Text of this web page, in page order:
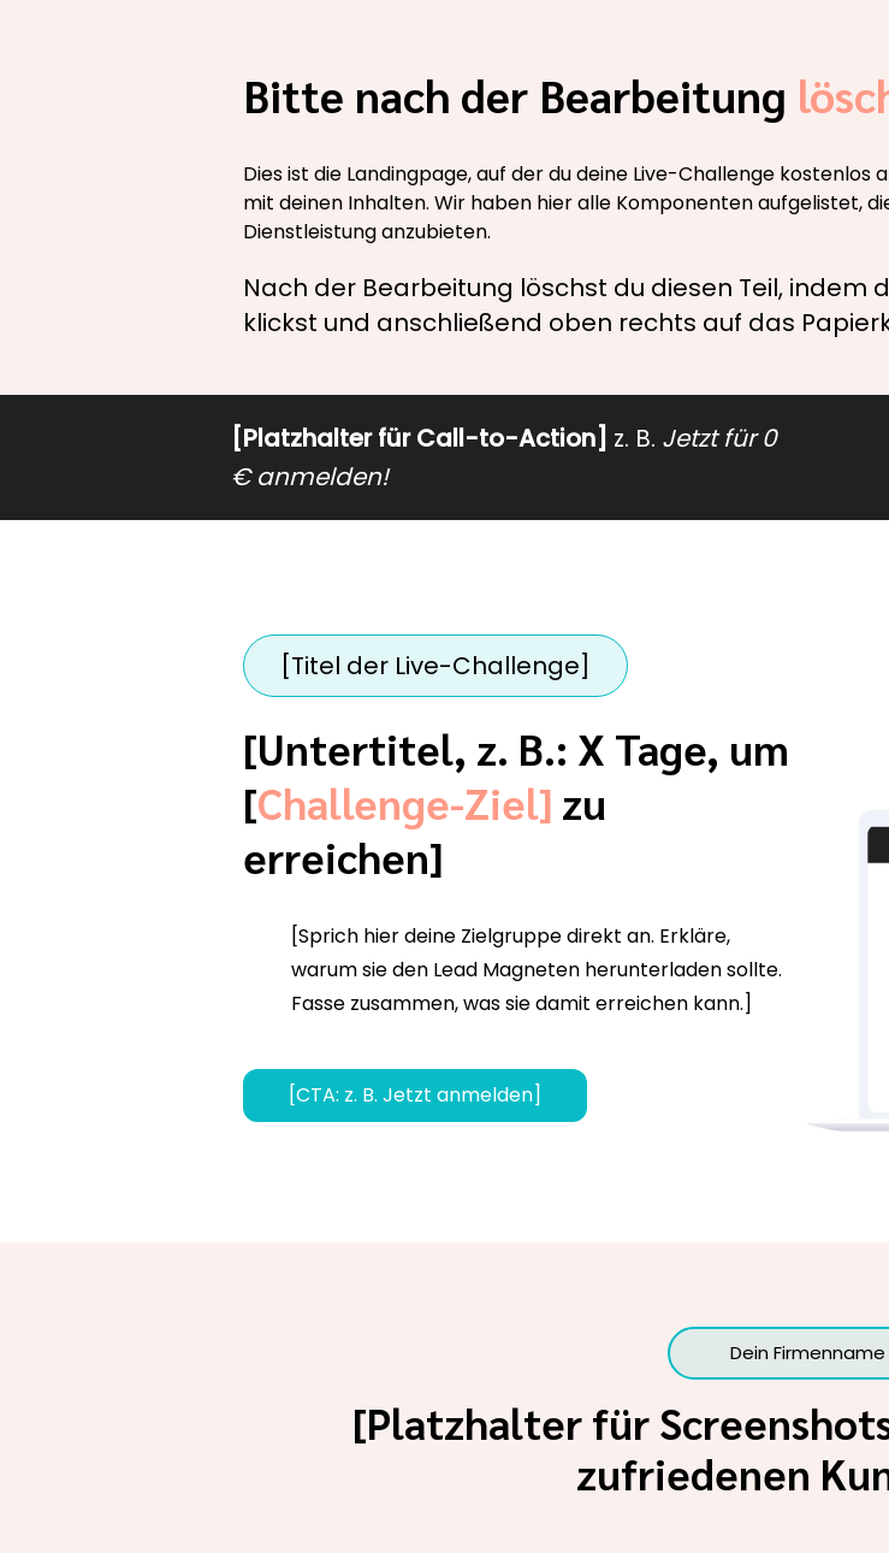
Bitte nach der Bearbeitung
Dies ist die Landingpage, auf der du deine Live-Challenge
mit deinen Inhalten. Wir haben hier alle Komponenten aufgelistet,
Dienstleistung anzubieten.
Nach der Bearbeitung löschst du diesen Teil,
klickst und anschließend oben rechts auf das
[Platzhalter für Call-to-Action] z. B. Jetzt für 0
€ anmelden!
[Titel der Live-Challenge]
[Untertitel, z. B.: X Tage, um
[Challenge-Ziel] zu
erreichen]
[Sprich hier deine Zielgruppe direkt an. Erkläre,
warum sie den Lead Magneten herunterladen sollte.
Fasse zusammen, was sie damit erreichen kann.]
[CTA: z. B. Jetzt anmelden]
Dein Firmenname
[Platzhalter für
zufriedenen